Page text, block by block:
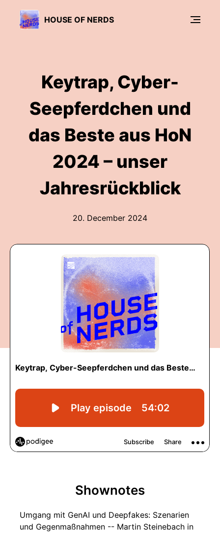
HOUSE OF NERDS
Keytrap, Cyber-
Seepferdchen und
das Beste aus HoN
2024 – unser
Jahresrückblick
20. December 2024
Shownotes
Umgang mit GenAI und Deepfakes: Szenarien
und Gegenmaßnahmen -- Martin Steinebach in